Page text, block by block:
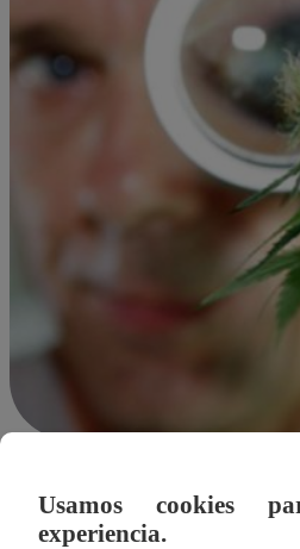
05 de diciembre 2019
Usamos cookies
experiencia.